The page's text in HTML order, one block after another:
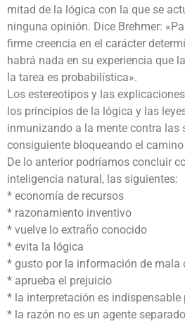
mitad de la lógica con la que se
ninguna opinión. Dice Brehmer:
firme creencia en el carácter
habrá nada en su experiencia que
la tarea es probabilística».
Los estereotipos y las
los principios de la lógica y las
inmunizando a la mente contra las
consiguiente bloqueando el
De lo anterior podríamos concluir
inteligencia natural, las siguientes:
* economía de recursos
* razonamiento inventivo
* vuelve lo extraño conocido
* evita la lógica
* gusto por la información de mala
* aprueba el prejuicio
* la interpretación es
* la razón no es un agente